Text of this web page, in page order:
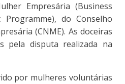
Empresária (Business
Programme), do Conselho
(CNME). As doceiras
pela disputa realizada na
por mulheres voluntárias